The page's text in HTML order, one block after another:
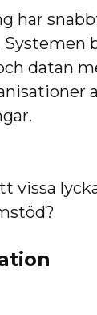
har
datan
vissa